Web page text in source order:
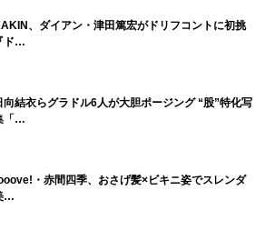
お聞かせください。高岸巡査役のティ
さんの印象は？
なので、もっとしごいていきたいです
も自分で“突破方法”をひらめけるよう
たいと思います！（笑）」
天気が良くて、暑い中での撮影だった
んは、早朝から出番のあった女子大生
調なども心配されていて。兼近さんも
、ダイアン・津田篤宏がドリフコントに初挑
ド…
向結衣らグラドル6人が大胆ポージング “股”特化写
「…
・赤間四季、おさげ髪×ビキニ姿でスレンダ
…